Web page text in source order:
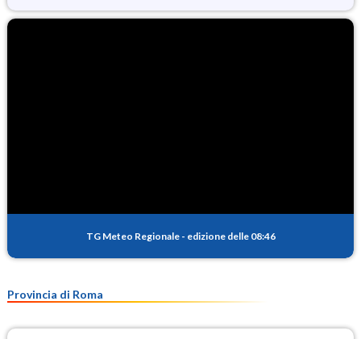
TG Meteo Regionale - edizione delle 08:46
Provincia di Roma